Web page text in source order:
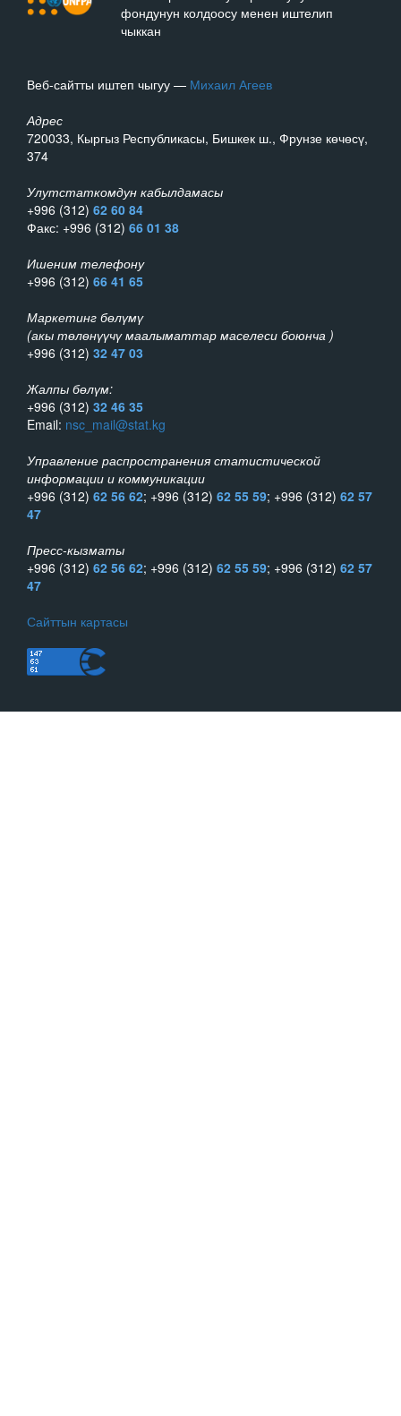
фондунун колдоосу менен иштелип
чыккан
Веб-сайтты иштеп чыгуу — Михаил Агеев
Адрес
720033, Кыргыз Республикасы, Бишкек ш., Фрунзе көчөсү,
374
Улутстаткомдун кабылдамасы
+996 (312) 62 60 84
Факс: +996 (312) 66 01 38
Ишеним телефону
+996 (312) 66 41 65
Маркетинг бөлүмү
(акы төлөнүүчү маалыматтар маселеси боюнча )
+996 (312) 32 47 03
Жалпы бөлүм:
+996 (312) 32 46 35
Email: nsc_mail@stat.kg
Управление распространения статистической
информации и коммуникации
+996 (312) 62 56 62; +996 (312) 62 55 59; +996 (312) 62 57
47
Пресс-кызматы
+996 (312) 62 56 62; +996 (312) 62 55 59; +996 (312) 62 57
47
Сайттын картасы